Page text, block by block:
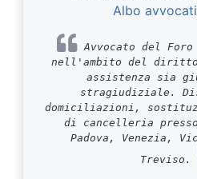
Albo
Avvocato del Foro
nell'ambito del
assistenza sia
stragiudiziale.
domiciliazioni,
di cancelleria
Padova, Venezia,
Treviso.